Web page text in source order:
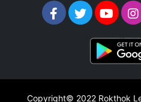
Copyright© 2022 Rokthok